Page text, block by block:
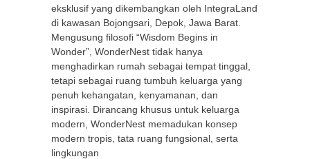
eksklusif yang dikembangkan oleh IntegraLand
di kawasan Bojongsari, Depok, Jawa Barat.
Mengusung filosofi “Wisdom Begins in
Wonder”, WonderNest tidak hanya
menghadirkan rumah sebagai tempat tinggal,
tetapi sebagai ruang tumbuh keluarga yang
penuh kehangatan, kenyamanan, dan
inspirasi. Dirancang khusus untuk keluarga
modern, WonderNest memadukan konsep
modern tropis, tata ruang fungsional, serta
lingkungan